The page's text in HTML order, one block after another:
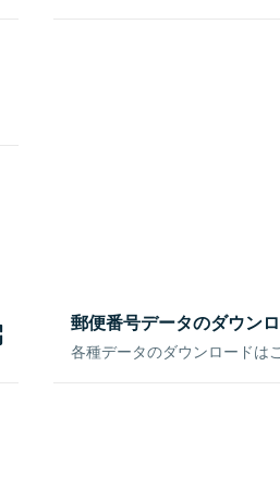
郵便番号データのダウン
各種データのダウンロードは